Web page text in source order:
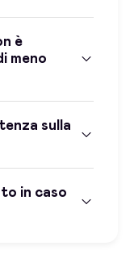
è
meno
sulla
in caso